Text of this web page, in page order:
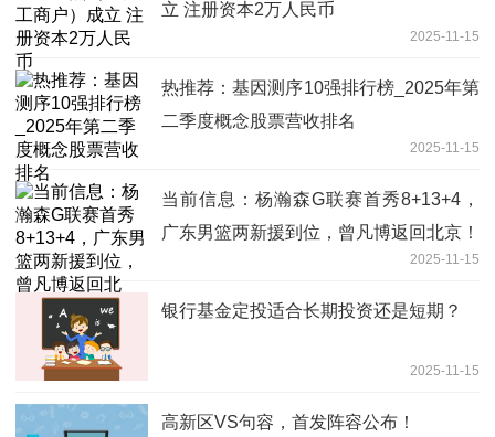
立 注册资本2万人民币
2025-11-15
热推荐：基因测序10强排行榜_2025年第
二季度概念股票营收排名
2025-11-15
当前信息：杨瀚森G联赛首秀8+13+4，
广东男篮两新援到位，曾凡博返回北京！
2025-11-15
银行基金定投适合长期投资还是短期？
2025-11-15
高新区VS句容，首发阵容公布！